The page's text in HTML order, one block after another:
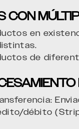
CON
en
de
débito